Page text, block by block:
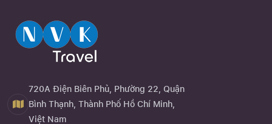
720A Điện Biên Phủ, Phường 22, Quận
Bình Thạnh, Thành Phố Hồ Chí Minh,
Việt Nam